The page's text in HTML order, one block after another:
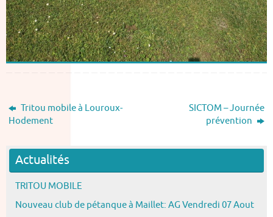
Tritou mobile à Louroux-
Hodement
SICTOM – Journée
prévention
Actualités
TRITOU MOBILE
Nouveau club de pétanque à Maillet: AG Vendredi 07 Aout